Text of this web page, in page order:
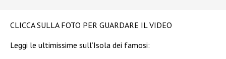
CLICCA SULLA FOTO PER GUARDARE IL VIDEO
Leggi le ultimissime sull’Isola dei famosi: